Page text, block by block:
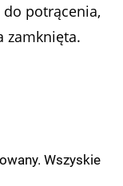
do potrącenia,
zamknięta.
Wszyskie